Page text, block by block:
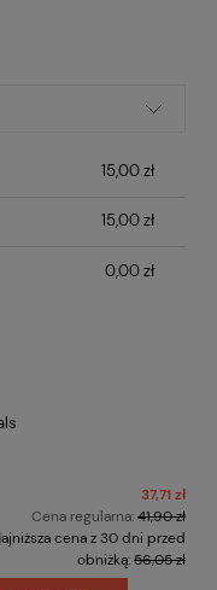
kosztów
15,00 zł
15,00 zł
0,00 zł
37,71 zł
Cena regularna:41,90 zł
cena z 30 dni przed
obniżką:56,05 zł